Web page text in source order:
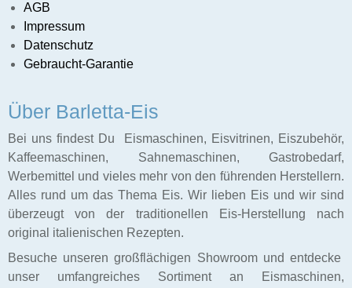
AGB
Impressum
Datenschutz
Gebraucht-Garantie
Über Barletta-Eis
Bei uns findest Du Eismaschinen, Eisvitrinen, Eiszubehör,
Kaffeemaschinen, Sahnemaschinen, Gastrobedarf,
Werbemittel und vieles mehr von den führenden Herstellern.
Alles rund um das Thema Eis. Wir lieben Eis und wir sind
überzeugt von der traditionellen Eis-Herstellung nach
original italienischen Rezepten.
Besuche unseren großflächigen Showroom und entdecke
unser umfangreiches Sortiment an Eismaschinen,